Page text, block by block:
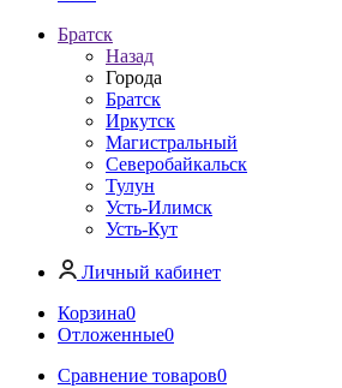
Братск
Назад
Города
Братск
Иркутск
Магистральный
Северобайкальск
Тулун
Усть-Илимск
Усть-Кут
Личный кабинет
Корзина0
Отложенные0
Сравнение товаров0